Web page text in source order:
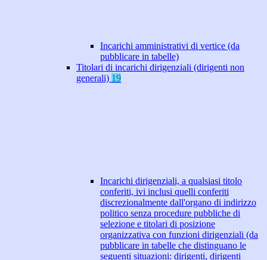
Incarichi amministrativi di vertice (da
pubblicare in tabelle)
Titolari di incarichi dirigenziali (dirigenti non
generali) 19
Incarichi dirigenziali, a qualsiasi titolo
conferiti, ivi inclusi quelli conferiti
discrezionalmente dall'organo di indirizzo
politico senza procedure pubbliche di
selezione e titolari di posizione
organizzativa con funzioni dirigenziali (da
pubblicare in tabelle che distinguano le
seguenti situazioni: dirigenti, dirigenti